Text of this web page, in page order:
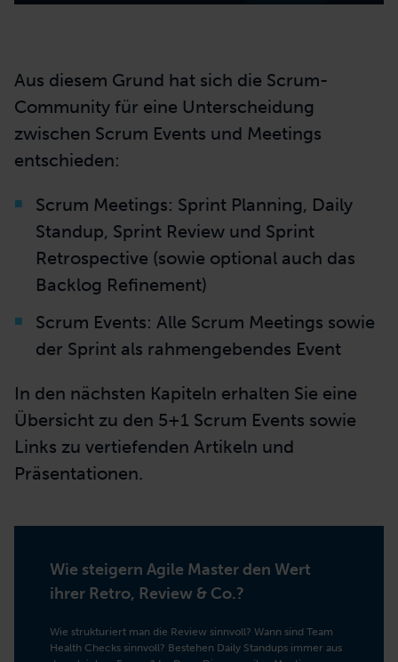
Aus diesem Grund hat sich die Scrum-
Community für eine Unterscheidung
zwischen Scrum Events und Meetings
entschieden:
Scrum Meetings: Sprint Planning, Daily
Standup, Sprint Review und Sprint
Retrospective (sowie optional auch das
Backlog Refinement)
Scrum Events: Alle Scrum Meetings sowie
der Sprint als rahmengebendes Event
In den nächsten Kapiteln erhalten Sie eine
Übersicht zu den 5+1 Scrum Events sowie
Links zu vertiefenden Artikeln und
Präsentationen.
Wie steigern Agile Master den Wert
ihrer Retro, Review & Co.?
Wie strukturiert man die Review sinnvoll? Wann sind Team
Health Checks sinnvoll? Bestehen Daily Standups immer aus